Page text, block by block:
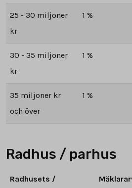
25 - 30 miljoner
kr
1 %
30 - 35 miljoner
kr
1 %
35 miljoner kr
och över
1 %
Radhus / parhus
Radhusets /